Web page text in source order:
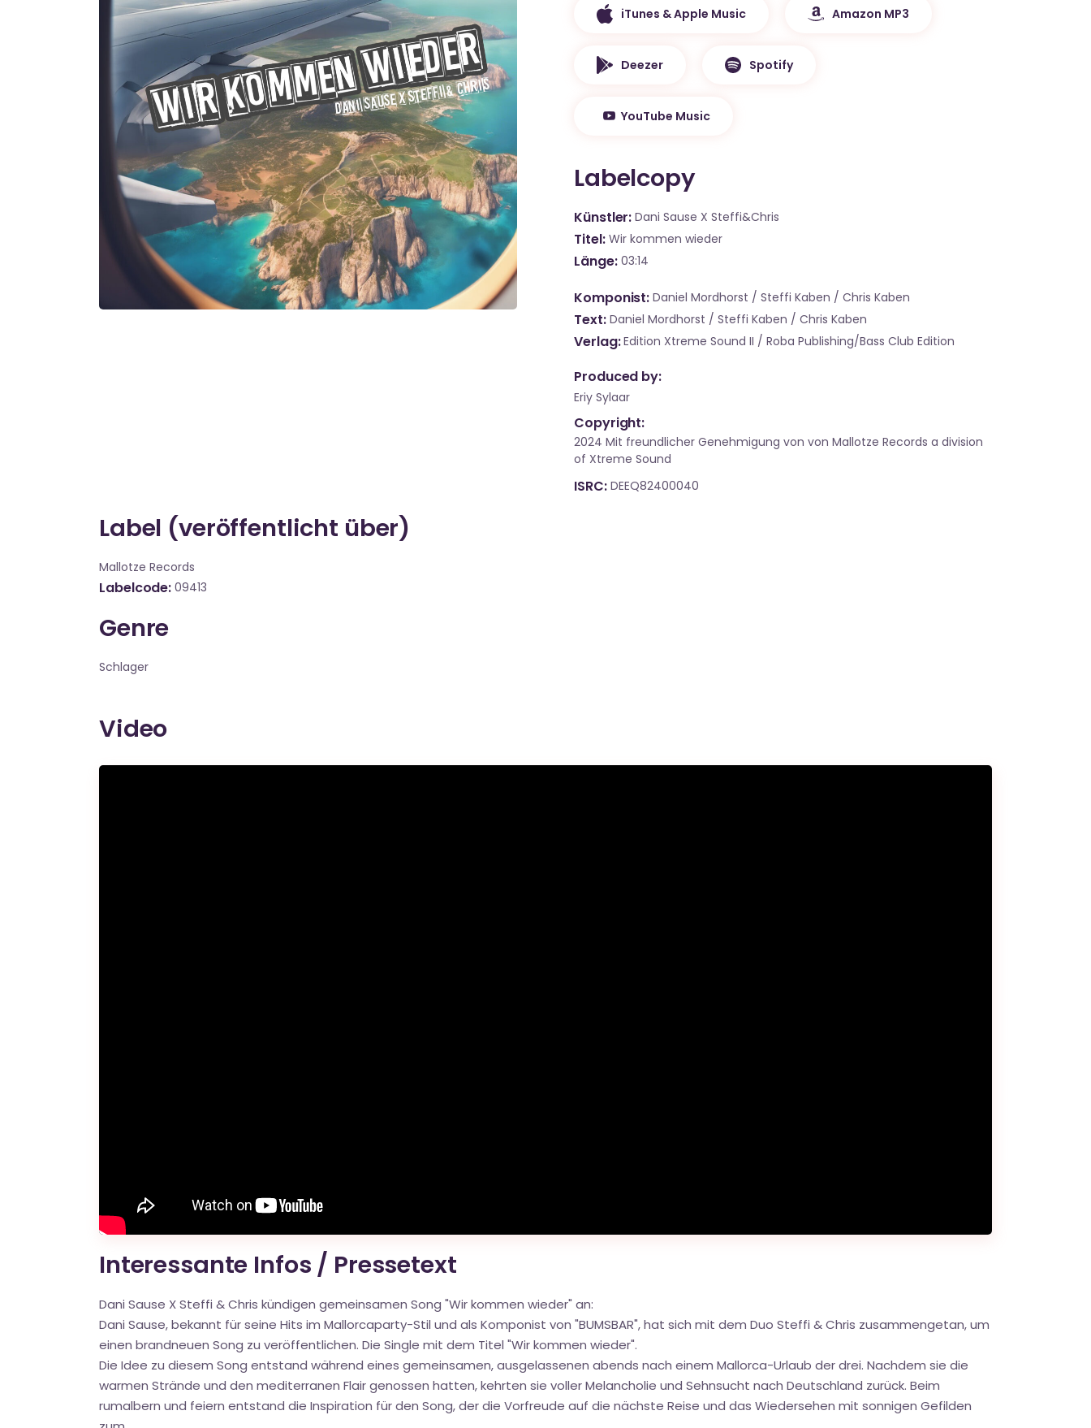
iTunes & Apple Music Amazon MP3
Deezer Spotify
YouTube Music
Labelcopy
Künstler Dani Sause X Steffi&Chris
Titel Wir kommen wieder
Länge 03:14
Komponist Daniel Mordhorst / Steffi Kaben / Chris Kaben
Text Daniel Mordhorst / Steffi Kaben / Chris Kaben
Verlag Edition Xtreme Sound II / Roba Publishing/Bass Club Edition
Produced by:
Eriy Sylaar
Copyright:
2024 Mit freundlicher Genehmigung von von Mallotze Records a division
of Xtreme Sound
ISRC DEEQ82400040
Label (veröffentlicht über)
Mallotze Records
Labelcode 09413
Genre
Schlager
Video
Interessante Infos / Pressetext
Dani Sause X Steffi & Chris kündigen gemeinsamen Song "Wir kommen wieder" an:
Dani Sause, bekannt für seine Hits im Mallorcaparty-Stil und als Komponist von "BUMSBAR", hat sich mit dem Duo Steffi & Chris zusammengetan, um
einen brandneuen Song zu veröffentlichen. Die Single mit dem Titel "Wir kommen wieder".
Die Idee zu diesem Song entstand während eines gemeinsamen, ausgelassenen abends nach einem Mallorca-Urlaub der drei. Nachdem sie die
warmen Strände und den mediterranen Flair genossen hatten, kehrten sie voller Melancholie und Sehnsucht nach Deutschland zurück. Beim
rumalbern und feiern entstand die Inspiration für den Song, der die Vorfreude auf die nächste Reise und das Wiedersehen mit sonnigen Gefilden